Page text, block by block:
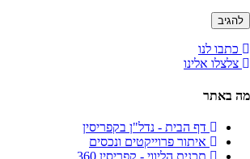
כתבו לנו
צלצלו אלינו
מה באתר
דף הבית - נדל"ן בקפריסין
איתור פרוייקטים ונכסים
תכנית הליווי - קפריסין 360